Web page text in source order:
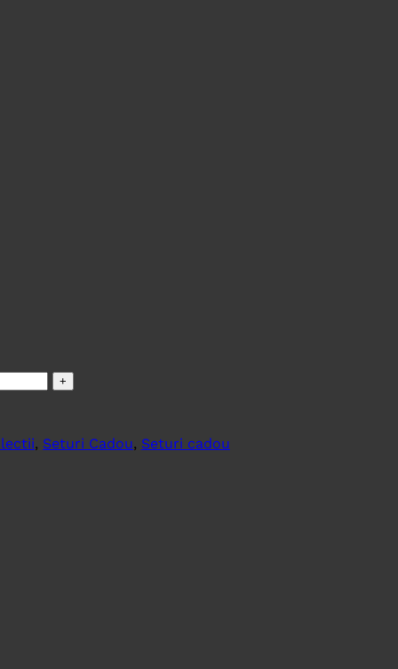
, Seturi Cadou, Seturi cadou